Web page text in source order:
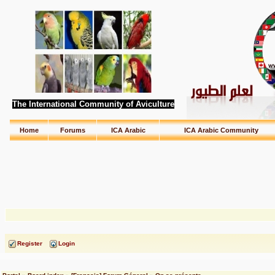
The International Community of Aviculture
Home Forums ICA Arabic ICA Arabic Community
Register Login